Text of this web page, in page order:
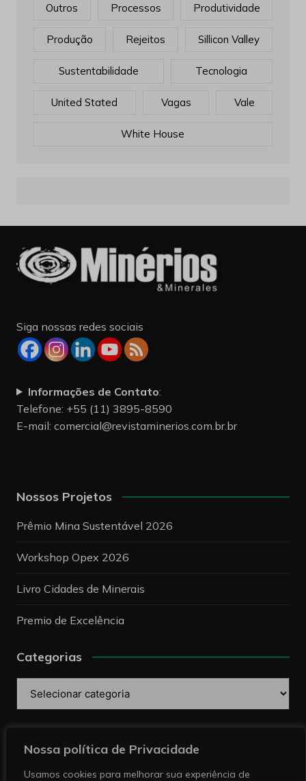
Nossa política de Privacidade
Usamos cookies para melhorar sua experiência de
Outros Processos Produtividade
Produção Rejeitos Sillicon Valley
Sustentabilidade Tecnologia
United Stated Vagas Vale
White House
Siga nossas redes sociais
Informações de Contato:
Telefone: +55 (11) 3895-8590
E-mail: comercial@revistaminerios.com.br.br
Nossos Projetos
Prêmio Mina Sustentável 2026
Workshop Opex 2026
Livro Cidades de Minerais
Premio de Excelência
Categorias